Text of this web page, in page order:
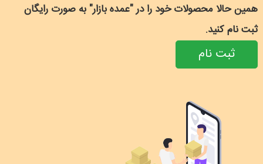
همین حالا محصولات خود را در "عمده بازار" به صورت رایگان
ثبت نام کنید.
ثبت نام